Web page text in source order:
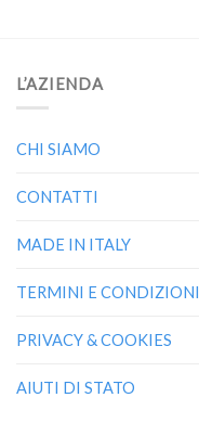
L’AZIENDA
CHI SIAMO
CONTATTI
MADE IN ITALY
TERMINI E CONDIZIONI
PRIVACY & COOKIES
AIUTI DI STATO